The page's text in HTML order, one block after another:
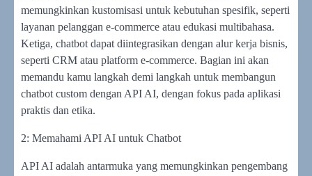
memungkinkan kustomisasi untuk kebutuhan spesifik, seperti
layanan pelanggan e-commerce atau edukasi multibahasa.
Ketiga, chatbot dapat diintegrasikan dengan alur kerja bisnis,
seperti CRM atau platform e-commerce. Bagian ini akan
memandu kamu langkah demi langkah untuk membangun
chatbot custom dengan API AI, dengan fokus pada aplikasi
praktis dan etika.
2: Memahami API AI untuk Chatbot
API AI adalah antarmuka yang memungkinkan pengembang